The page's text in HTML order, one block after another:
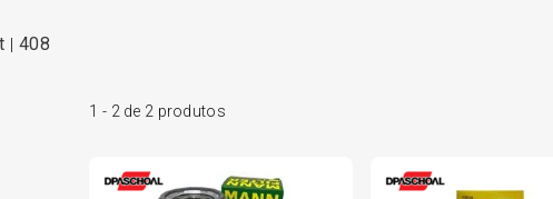
408
1 - 2 de 2 produtos
Kit 4 Pneu Xbri Aro 13